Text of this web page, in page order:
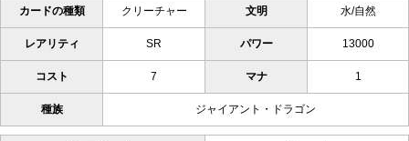
カードの種類 クリーチャー 文明 水/自然
レアリティ SR パワー 13000
コスト 7 マナ 1
種族 ジャイアント・ドラゴン